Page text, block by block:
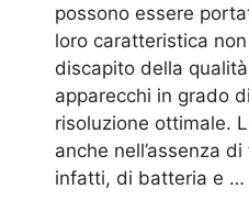
possono essere
loro caratteristica
discapito della
apparecchi in grado
risoluzione ottimale.
anche nell’assenza
infatti, di batteria e …